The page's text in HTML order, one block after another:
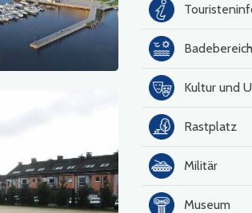
Kultur und
Rastplatz
Militär
Museum